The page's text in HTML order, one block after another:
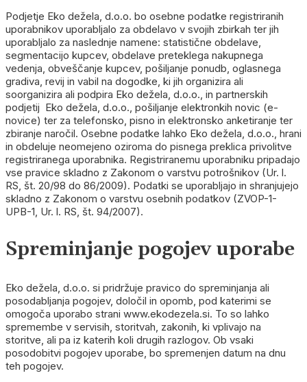
Podjetje Eko dežela, d.o.o. bo osebne podatke registriranih
uporabnikov uporabljalo za obdelavo v svojih zbirkah ter jih
uporabljalo za naslednje namene: statistične obdelave,
segmentacijo kupcev, obdelave preteklega nakupnega
vedenja, obveščanje kupcev, pošiljanje ponudb, oglasnega
gradiva, revij in vabil na dogodke, ki jih organizira ali
soorganizira ali podpira Eko dežela, d.o.o., in partnerskih
podjetij Eko dežela, d.o.o., pošiljanje elektronkih novic (e-
novice) ter za telefonsko, pisno in elektronsko anketiranje ter
zbiranje naročil. Osebne podatke lahko Eko dežela, d.o.o., hrani
in obdeluje neomejeno oziroma do pisnega preklica privolitve
registriranega uporabnika. Registriranemu uporabniku pripadajo
vse pravice skladno z Zakonom o varstvu potrošnikov (Ur. l.
RS, št. 20/98 do 86/2009). Podatki se uporabljajo in shranjujejo
skladno z Zakonom o varstvu osebnih podatkov (ZVOP-1-
UPB-1, Ur. l. RS, št. 94/2007).
Spreminjanje pogojev uporabe
Eko dežela, d.o.o. si pridržuje pravico do spreminjanja ali
posodabljanja pogojev, določil in opomb, pod katerimi se
omogoča uporabo strani www.ekodezela.si. To so lahko
spremembe v servisih, storitvah, zakonih, ki vplivajo na
storitve, ali pa iz katerih koli drugih razlogov. Ob vsaki
posodobitvi pogojev uporabe, bo spremenjen datum na dnu
teh pogojev.